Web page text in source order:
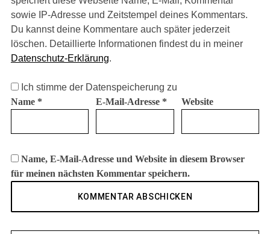
sowie IP-Adresse und Zeitstempel deines Kommentars.
Du kannst deine Kommentare auch später jederzeit
löschen. Detaillierte Informationen findest du in meiner
Datenschutz-Erklärung.
Ich stimme der Datenspeicherung zu
Name * E-Mail-Adresse * Website
Name, E-Mail-Adresse und Website in diesem Browser
für meinen nächsten Kommentar speichern.